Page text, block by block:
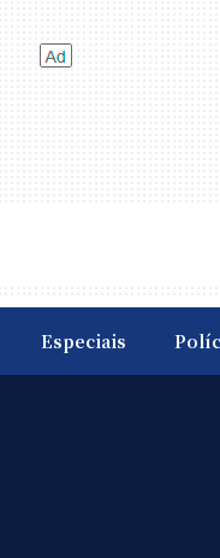
Especiais